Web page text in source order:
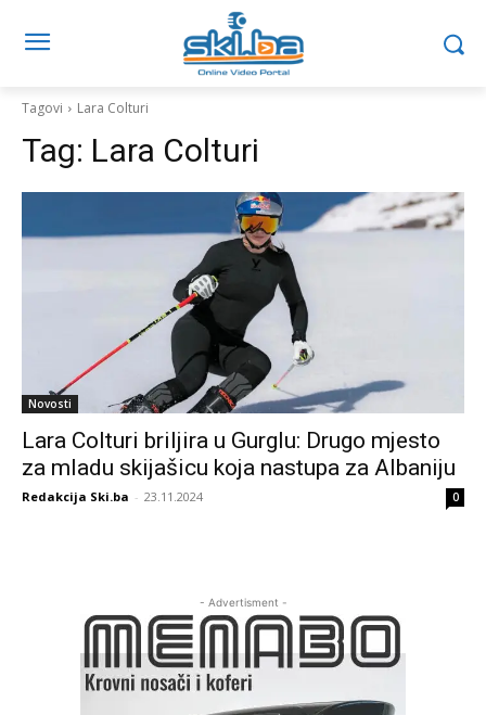
Tagovi Lara Colturi
Tag: Lara Colturi
Novosti
Lara Colturi briljira u Gurglu: Drugo mjesto
za mladu skijašicu koja nastupa za Albaniju
Redakcija Ski.ba - 23.11.2024 0
- Advertisment -